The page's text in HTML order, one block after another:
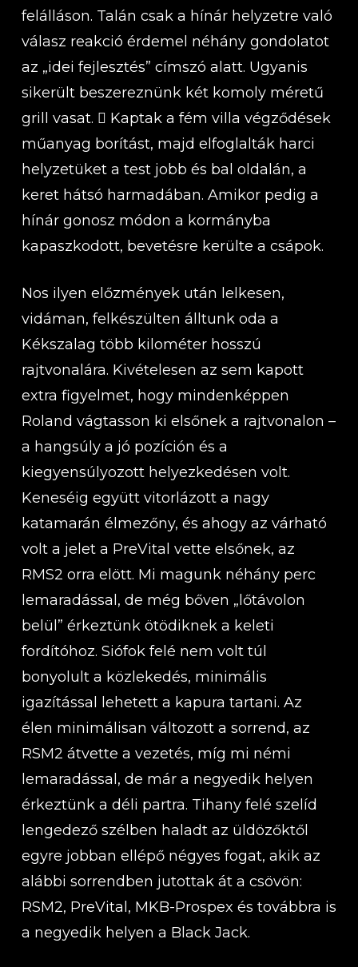
felálláson. Talán csak a hínár helyzetre való
válasz reakció érdemel néhány gondolatot
az „idei fejlesztés” címszó alatt. Ugyanis
sikerült beszereznünk két komoly méretű
grill vasat.  Kaptak a fém villa végződések
műanyag borítást, majd elfoglalták harci
helyzetüket a test jobb és bal oldalán, a
keret hátsó harmadában. Amikor pedig a
hínár gonosz módon a kormányba
kapaszkodott, bevetésre kerülte a csápok.
Nos ilyen előzmények után lelkesen,
vidáman, felkészülten álltunk oda a
Kékszalag több kilométer hosszú
rajtvonalára. Kivételesen az sem kapott
extra figyelmet, hogy mindenképpen
Roland vágtasson ki elsőnek a rajtvonalon –
a hangsúly a jó pozíción és a
kiegyensúlyozott helyezkedésen volt.
Keneséig együtt vitorlázott a nagy
katamarán élmezőny, és ahogy az várható
volt a jelet a PreVital vette elsőnek, az
RMS2 orra elött. Mi magunk néhány perc
lemaradással, de még bőven „lőtávolon
belül” érkeztünk ötödiknek a keleti
fordítóhoz. Siófok felé nem volt túl
bonyolult a közlekedés, minimális
igazítással lehetett a kapura tartani. Az
élen minimálisan változott a sorrend, az
RSM2 átvette a vezetés, míg mi némi
lemaradással, de már a negyedik helyen
érkeztünk a déli partra. Tihany felé szelíd
lengedező szélben haladt az üldözőktől
egyre jobban ellépő négyes fogat, akik az
alábbi sorrendben jutottak át a csövön:
RSM2, PreVital, MKB-Prospex és továbbra is
a negyedik helyen a Black Jack.